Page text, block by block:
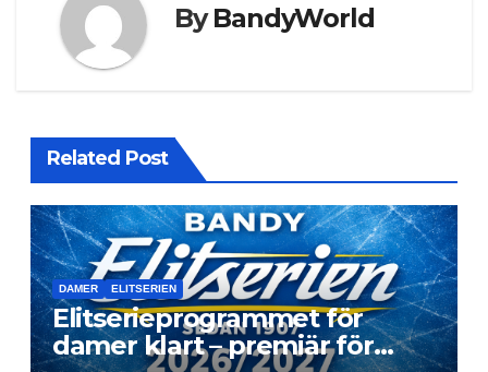
ByBandyWorld
Related Post
DAMER ELITSERIEN
Elitserieprogrammet för
damer klart – premiär för